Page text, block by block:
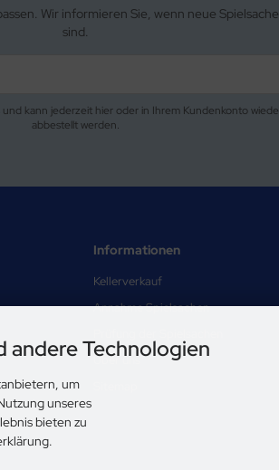
Wir informieren Sie, wenn neue
sind.
und kann jederzeit hier oder in Ihrem Kundenkonto
abbestellt werden.
Informationen
Kellerverkauf
Annahme Spielsachen
Über uns
andere Technologien
um
unseres
bieten zu